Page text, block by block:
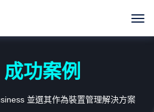
成功案例
並選其作為裝置管理解決方案